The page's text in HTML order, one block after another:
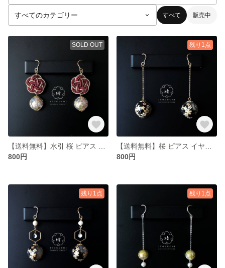
すべて 販売中
SOLD OUT
800円
残り1点
800円
残り1点 残り1点